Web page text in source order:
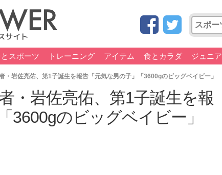
スポーツ トレーニング アイテム 食とカラダ ジュニア
・岩佐亮佑、第1子誕生を報告「元気な男の子」「3600gのビッグベイビー」
・岩佐亮佑、第1子誕生を報
3600gのビッグベイビー」